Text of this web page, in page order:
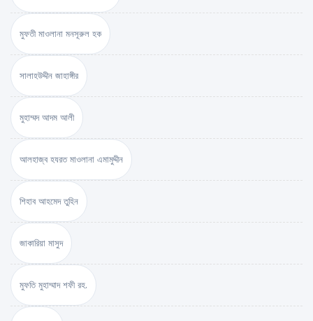
মুফতী মাওলানা মনসূরুল হক
সালাহউদ্দীন জাহাঙ্গীর
মুহাম্মদ আদম আলী
আলহাজ্ব হযরত মাওলানা এমামুদ্দীন
শিহাব আহমেদ তুহিন
জাকারিয়া মাসুদ
মুফতি মুহাম্মাদ শফী রহ.